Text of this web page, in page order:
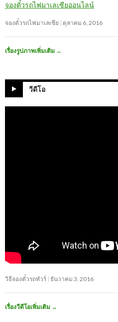
จองตั๋วรถไฟมาเลเซียออนไลน์
จองตั๋วรถไฟมาเลเซีย ตุลาคม 6, 2016
เรื่องรูปภาพเพิ่มเติม →
วีดีโอ
วิธีจองตั๋วรถทัวร์ ธันวาคม 3, 2016
เรื่องวีดีโอเพิ่มเติม →